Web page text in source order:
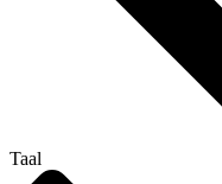
Taal